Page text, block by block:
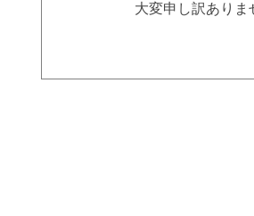
大変申し訳あり